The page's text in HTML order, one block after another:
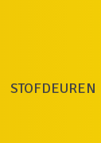
STOFDEUREN